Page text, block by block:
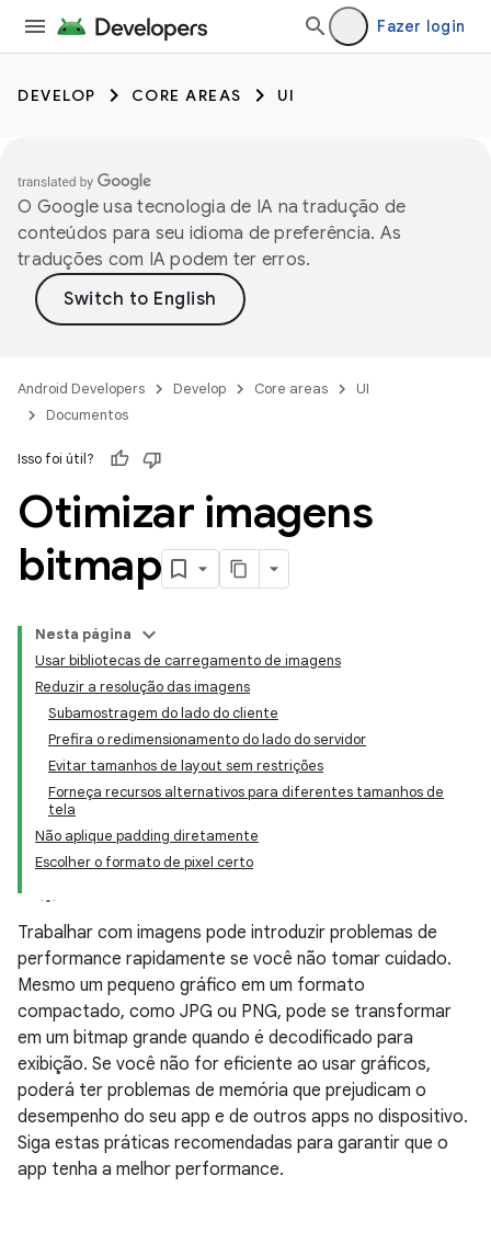
Fazer login
DEVELOP CORE AREAS UI
O Google usa tecnologia de IA na tradução de
conteúdos para seu idioma de preferência. As
traduções com IA podem ter erros.
Android Developers Develop Core areas
UI
Documentos
Isso foi útil?
Otimizar imagens
bitmap
Nesta página
Usar bibliotecas de carregamento de imagens
Reduzir a resolução das imagens
Subamostragem do lado do cliente
Prefira o redimensionamento do lado do servidor
Evitar tamanhos de layout sem restrições
Forneça recursos alternativos para diferentes tamanhos de
tela
Não aplique padding diretamente
Escolher o formato de pixel certo
Trabalhar com imagens pode introduzir problemas de
performance rapidamente se você não tomar cuidado.
Mesmo um pequeno gráfico em um formato
compactado, como JPG ou PNG, pode se transformar
em um bitmap grande quando é decodificado para
exibição. Se você não for eficiente ao usar gráficos,
poderá ter problemas de memória que prejudicam o
desempenho do seu app e de outros apps no dispositivo.
Siga estas práticas recomendadas para garantir que o
app tenha a melhor performance.